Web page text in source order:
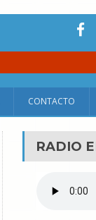
CONTACTO
RADIO